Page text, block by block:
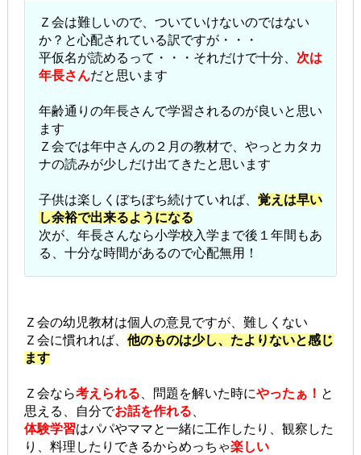
Ｚ会は難しいので、ついていけないのではない
か？と心配されている訳ですが・・・
平仮名が読めるって・・・それだけで十分、 次は
年長さんだと思います
年齢通りの年長さんで学習されるのが良いと思い
ます
Ｚ会では年中さんの２月の教材で、やっとカタカ
ナの読みが少しだけ出てきたと思います
子供は楽しくぼちぼち続けていれば、 覚えは早い
し余裕で出来るようになる
次が、年長さんなら小学校入学まで後１年間もあ
る、十分な時間があるので心配無用！
Ｚ会の幼児教材は個人の意見ですが、難しくない
Ｚ会に慣れれば、 他のものは少し、たよりないと感じ
ます
Ｚ会なら考えられる、問題を解いた時にやったぁ！ と
思える、自分でお話を作れる、
体験学習はパパやママと一緒に工作したり、観察した
り、料理したりできるからめっちゃ楽しい